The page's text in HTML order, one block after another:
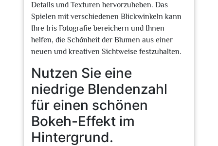
Details und Texturen hervorzuheben. Das
Spielen mit verschiedenen Blickwinkeln kann
Ihre Iris Fotografie bereichern und Ihnen
helfen, die Schönheit der Blumen aus einer
neuen und kreativen Sichtweise festzuhalten.
Nutzen Sie eine
niedrige Blendenzahl
für einen schönen
Bokeh-Effekt im
Hintergrund.